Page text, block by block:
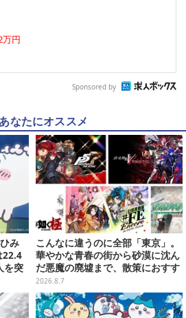
万円
Sponsored by
なたにオススメ
み
22.4
を突
こんなに違うのに全部「東京」。
華やかな青春の街から砂漠に沈ん
だ悪魔の廃墟まで、散策におすす
め東京ゲーム5選【特集】
2026.8.7